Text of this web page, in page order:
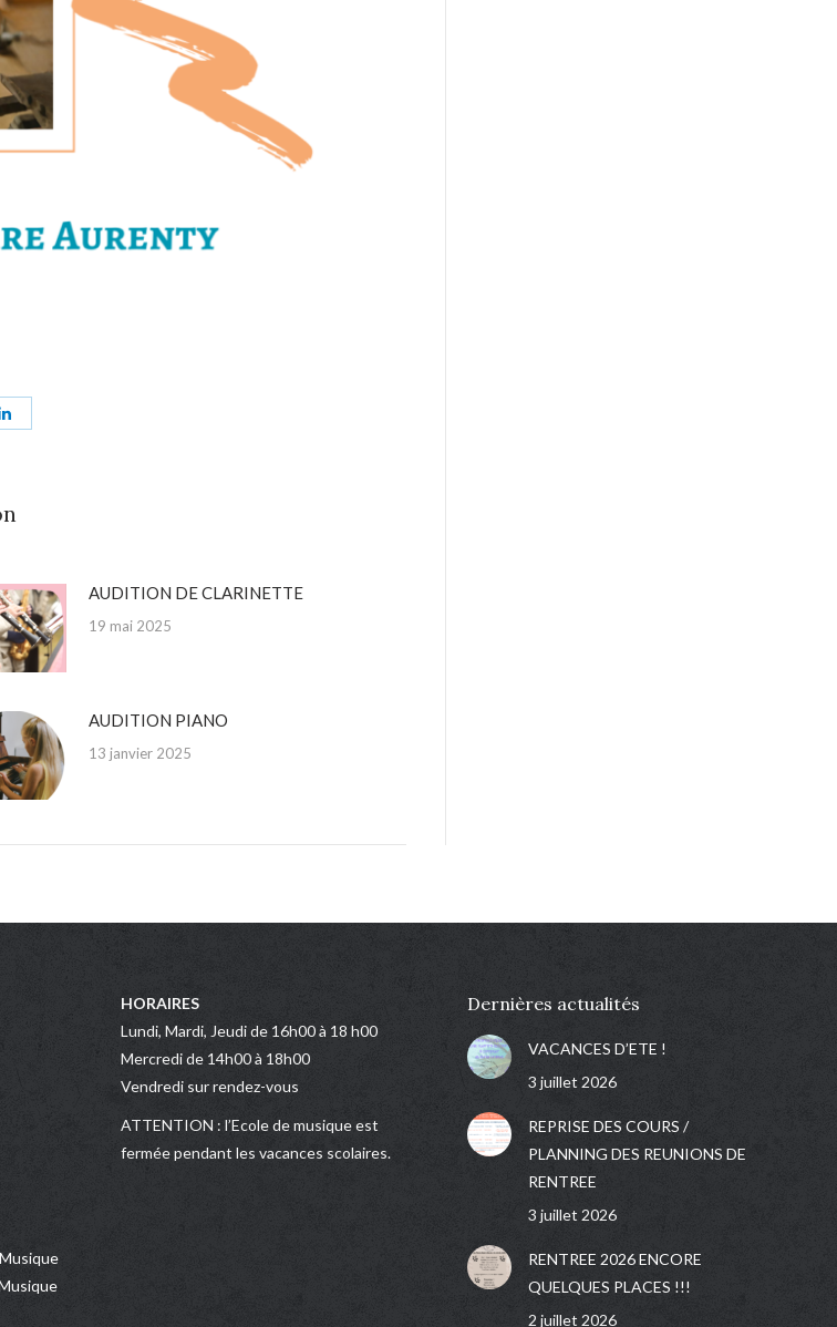
AUDITION DE CLARINETTE
19 mai 2025
AUDITION PIANO
13 janvier 2025
HORAIRES
Lundi, Mardi, Jeudi de 16h00 à 18 h00
Mercredi de 14h00 à 18h00
Vendredi sur rendez-vous
ATTENTION : l’Ecole de musique est
fermée pendant les vacances scolaires.
Dernières actualités
VACANCES D’ETE !
3 juillet 2026
REPRISE DES COURS /
PLANNING DES REUNIONS DE
RENTREE
3 juillet 2026
RENTREE 2026 ENCORE
QUELQUES PLACES !!!
2 juillet 2026